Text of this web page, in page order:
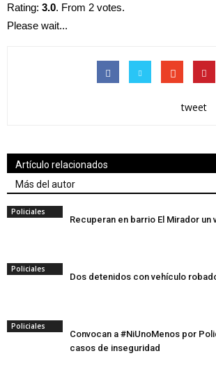
Rating: 3.0. From 2 votes.
Please wait...
tweet
Artículo relacionados
Más del autor
Policiales
Recuperan en barrio El Mirador un
Policiales
Dos detenidos con vehículo
Policiales
Convocan a #NiUnoMenos por
casos de inseguridad